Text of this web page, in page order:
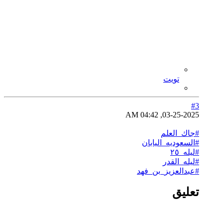
تويت
#3
03-25-2025, 04:42 AM
#جاك_العلم
#السعوديه_اليابان
#ليله_٢٥
#ليله_القدر
#عبدالعزيز_بن_فهد
تعليق